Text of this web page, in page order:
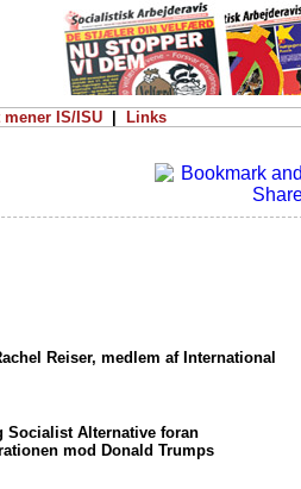
mener IS/ISU Links
Reiser, medlem af International
Socialist Alternative foran
mod Donald Trumps